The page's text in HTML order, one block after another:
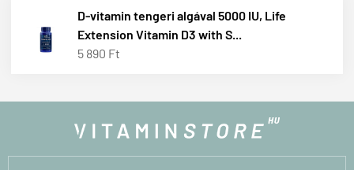
D-vitamin tengeri algával 5000 IU, Life
Extension Vitamin D3 with S...
5 890 Ft